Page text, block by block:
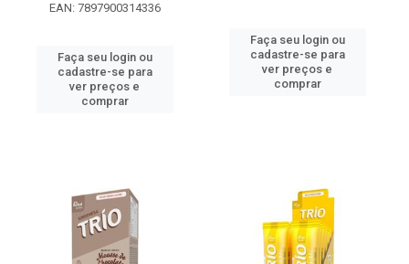
EAN: 7897900314336
Faça seu login ou
cadastre-se para
ver preços e
comprar
Faça seu login ou
cadastre-se para
ver preços e
comprar